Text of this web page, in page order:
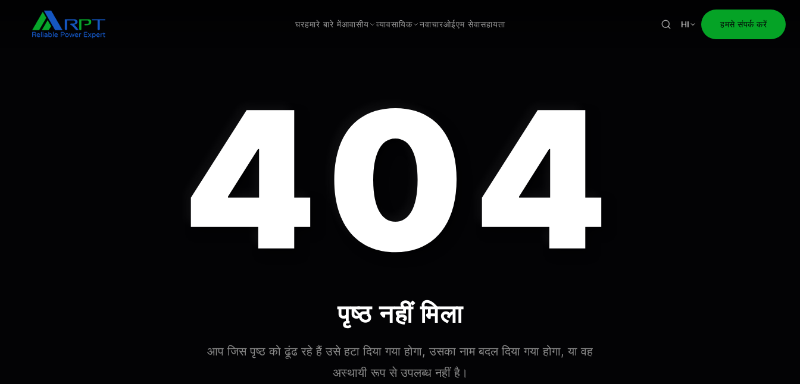
घरहमारे बारे मेंआवासीय व्यावसायिक नवाचारओईएम सेवासहायता HI हमसे संपर्क करें
404
पृष्ठ नहीं मिला
आप जिस पृष्ठ को ढूंढ रहे हैं उसे हटा दिया गया होगा, उसका नाम बदल दिया गया होगा, या वह
अस्थायी रूप से उपलब्ध नहीं है।